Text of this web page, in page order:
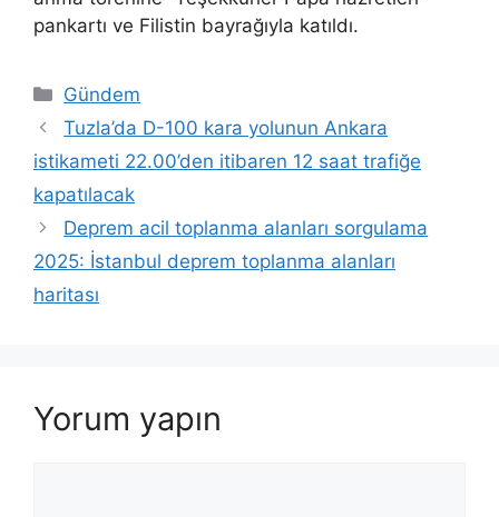
pankartı ve Filistin bayrağıyla katıldı.
Kategoriler
Gündem
Tuzla’da D-100 kara yolunun Ankara
istikameti 22.00’den itibaren 12 saat trafiğe
kapatılacak
Deprem acil toplanma alanları sorgulama
2025: İstanbul deprem toplanma alanları
haritası
Yorum yapın